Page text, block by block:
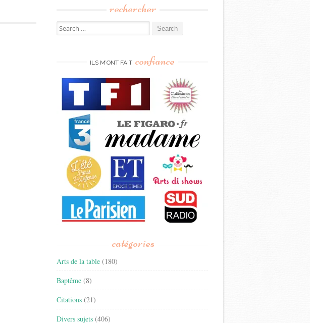
rechercher
Search
for:
ILS M’ONT FAIT confiance
catégories
Arts de la table (180)
Baptême (8)
Citations (21)
Divers sujets (406)